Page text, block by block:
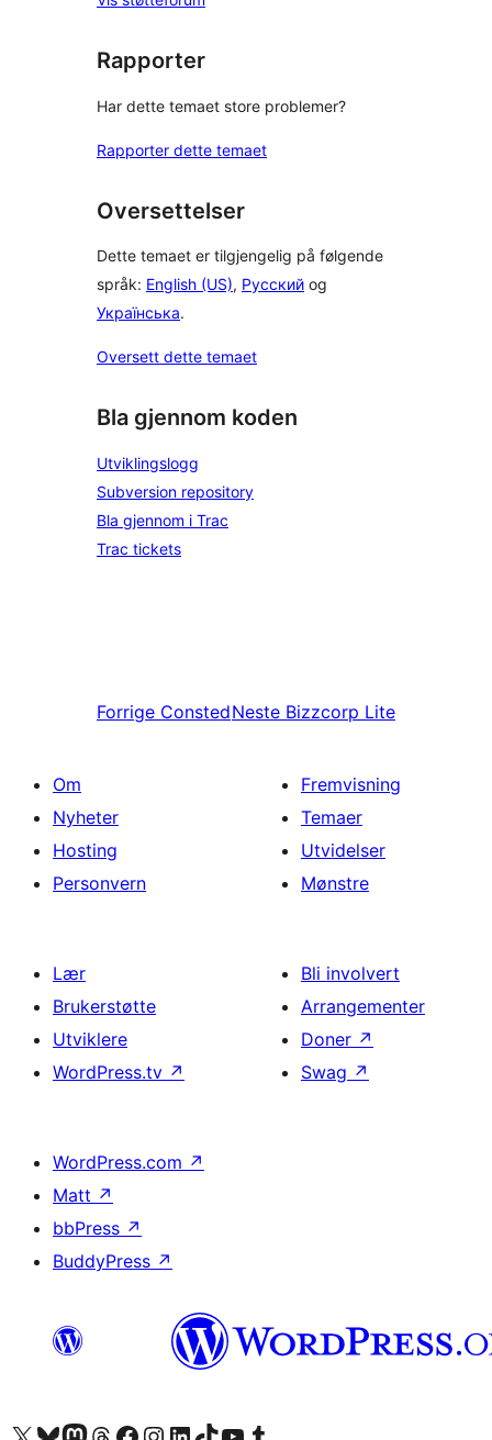
Rapporter
Har dette temaet store problemer?
Rapporter dette temaet
Oversettelser
Dette temaet er tilgjengelig på følgende
språk: English (US), Русский og
Українська.
Oversett dette temaet
Bla gjennom koden
Utviklingslogg
Subversion repository
Bla gjennom i Trac
Trac tickets
Forrige ConstedNeste Bizzcorp Lite
Om
Nyheter
Hosting
Personvern
Fremvisning
Temaer
Utvidelser
Mønstre
Lær
Brukerstøtte
Utviklere
WordPress.tv ↗
Bli involvert
Arrangementer
Doner ↗
Swag ↗
WordPress.com ↗
Matt ↗
bbPress ↗
BuddyPress ↗